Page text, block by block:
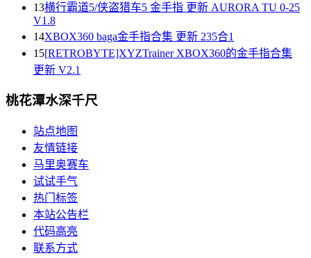
13横行霸道5/侠盗猎车5 金手指 更新 AURORA TU 0-25
V1.8
14XBOX360 baga金手指合集 更新 235合1
15[RETROBYTE]XYZTrainer XBOX360的金手指合集
更新 V2.1
桃花潭水深千尺
站点地图
友情链接
马里奥赛车
试试手气
热门标签
本站公告栏
代码高亮
联系方式